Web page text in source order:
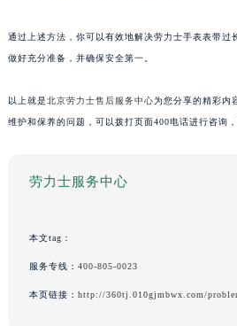
通过上述方法，你可以有效地解决劳力士手表表带过
做好充分准备，并确保安全第一。
以上就是北京劳力士售后服务中心为您分享的精彩内
维护和保养的问题，可以拨打页面400电话进行咨询
劳力士服务中心
本文tag：
服务专线： 400-805-0023
本页链接： http://360tj.010gjmbwx.com/